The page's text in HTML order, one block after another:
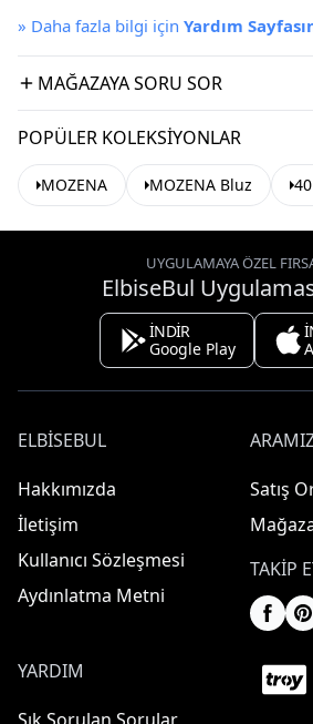
» Daha fazla bilgi için Yardım
MAĞAZAYA SORU SOR
POPÜLER KOLEKSIYONLAR
MOZENA MOZENA Bluz
UYGULAMAYA ÖZEL
ElbiseBul
İNDİR
Google Play
ELBISEBUL
Hakkımızda
İletişim
Kullanıcı Sözleşmesi
Aydınlatma Metni
Satış
TAKIP
YARDIM